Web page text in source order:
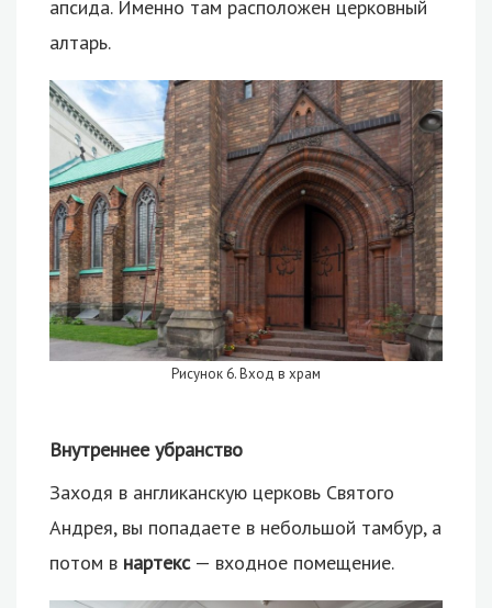
апсида. Именно там расположен церковный
алтарь.
Рисунок 6. Вход в храм
Внутреннее убранство
Заходя в англиканскую церковь Святого
Андрея, вы попадаете в небольшой тамбур, а
потом в нартекс— входное помещение.